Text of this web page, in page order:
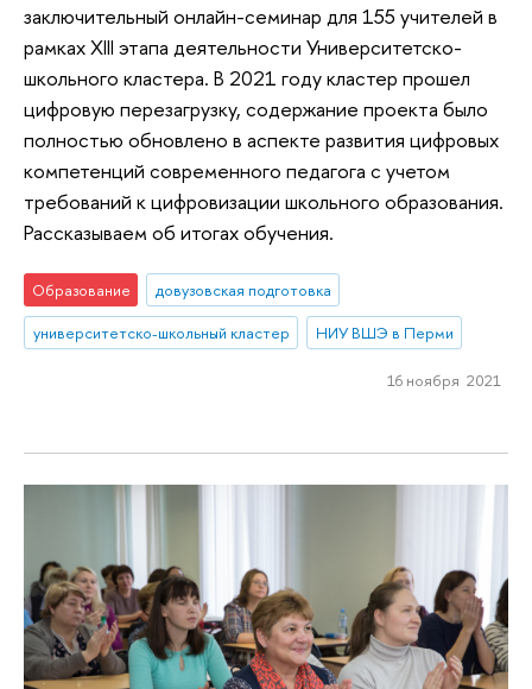
заключительный онлайн-семинар для 155 учителей в
рамках XIII этапа деятельности Университетско-
школьного кластера. В 2021 году кластер прошел
цифровую перезагрузку, содержание проекта было
полностью обновлено в аспекте развития цифровых
компетенций современного педагога с учетом
требований к цифровизации школьного образования.
Рассказываем об итогах обучения.
Образование
довузовская подготовка
университетско-школьный кластер
НИУ ВШЭ в Перми
16 ноября 2021